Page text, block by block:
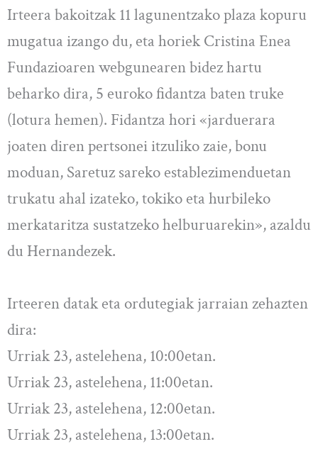
Irteera bakoitzak 11 lagunentzako plaza kopuru
mugatua izango du, eta horiek Cristina Enea
Fundazioaren webgunearen bidez hartu
beharko dira, 5 euroko fidantza baten truke
(lotura hemen). Fidantza hori «jarduerara
joaten diren pertsonei itzuliko zaie, bonu
moduan, Saretuz sareko establezimenduetan
trukatu ahal izateko, tokiko eta hurbileko
merkataritza sustatzeko helburuarekin», azaldu
du Hernandezek.
Irteeren datak eta ordutegiak jarraian zehazten
dira:
Urriak 23, astelehena, 10:00etan.
Urriak 23, astelehena, 11:00etan.
Urriak 23, astelehena, 12:00etan.
Urriak 23, astelehena, 13:00etan.